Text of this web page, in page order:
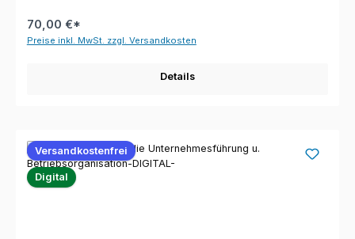
70,00 €*
Preise inkl. MwSt. zzgl. Versandkosten
Details
Versandkostenfrei
Digital